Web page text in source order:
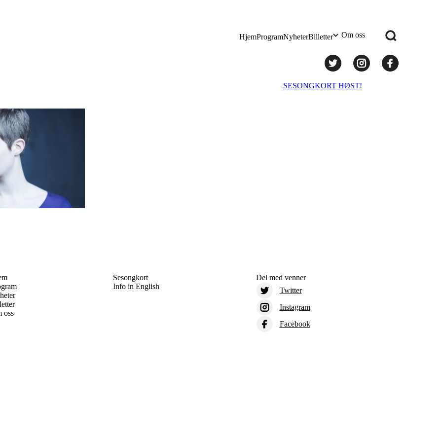
HjemProgramNyheterBilletter Om oss
SESONGKORT HØST!
oss
Sesongkort
Info in English
Del med venner
Twitter
Instagram
Facebook